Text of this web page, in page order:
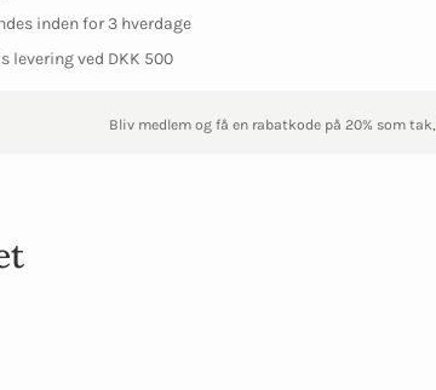
inden for 3 hverdage
levering ved DKK 500
Bliv medlem og få en rabatkode på 20% som tak,